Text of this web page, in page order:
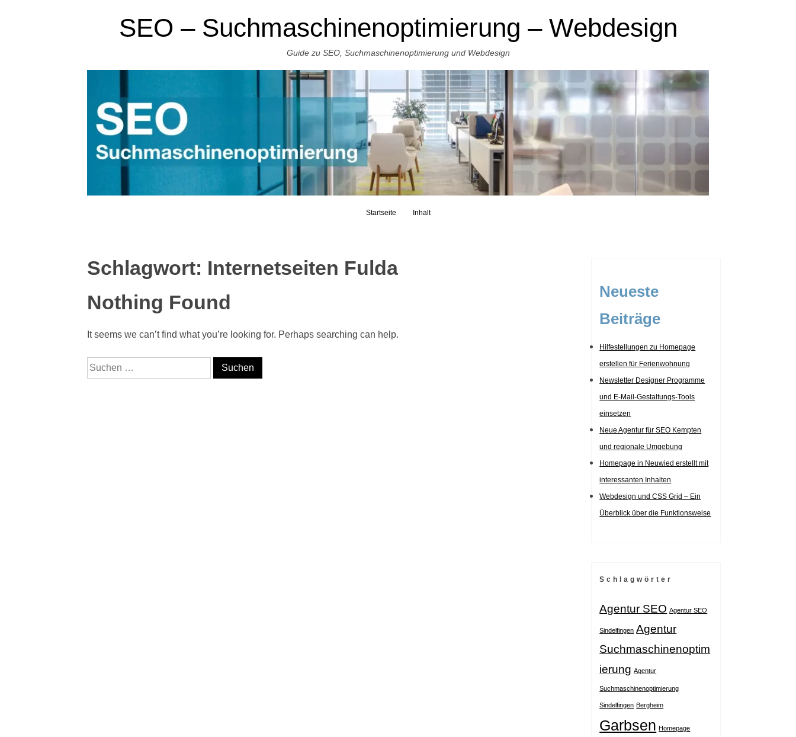
Skip to content
SEO – Suchmaschinenoptimierung – Webdesign
Guide zu SEO, Suchmaschinenoptimierung und Webdesign
Startseite Inhalt
Schlagwort: Internetseiten Fulda
Nothing Found
It seems we can’t find what you’re looking for. Perhaps searching can help.
Suche nach:
Neueste
Beiträge
Hilfestellungen zu Homepage
erstellen für Ferienwohnung
Newsletter Designer Programme
und E-Mail-Gestaltungs-Tools
einsetzen
Neue Agentur für SEO Kempten
und regionale Umgebung
Homepage in Neuwied erstellt mit
interessanten Inhalten
Webdesign und CSS Grid – Ein
Überblick über die Funktionsweise
Schlagwörter
Agentur SEO Agentur SEO
Sindelfingen Agentur
Suchmaschinenoptim
ierung Agentur
Suchmaschinenoptimierung
Sindelfingen Bergheim
Garbsen Homepage